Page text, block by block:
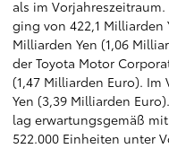
als im
ging von 422,1 Milliarden
Milliarden Yen (1,06
der Toyota Motor
(1,47 Milliarden Euro). Im
Yen (3,39 Milliarden
lag erwartungsgemäß
522.000 Einheiten unter